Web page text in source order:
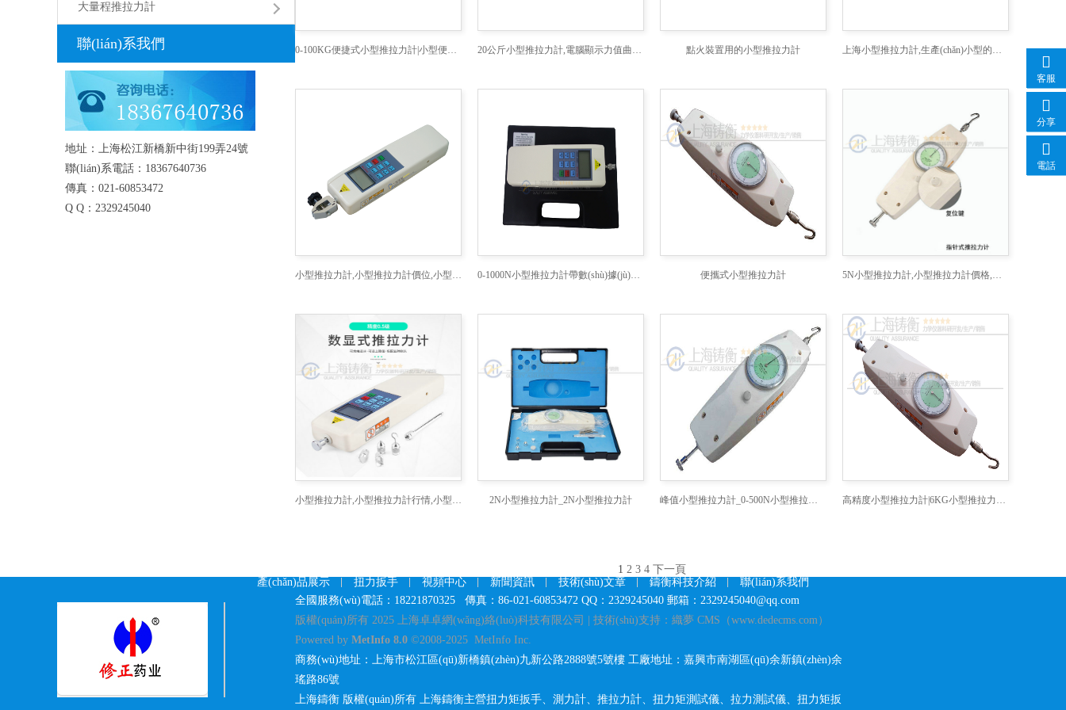
大量程推拉力計
聯(lián)系我們
地址：上海松江新橋新中街199弄24號
聯(lián)系電話：18367640736
傳真：021-60853472
Q Q：2329245040
0-100KG便捷式小型推拉力計|小型便捷式推拉力計 20公斤小型推拉力計,電腦顯示力值曲線小型推拉力計 點火裝置用的小型推拉力計 上海小型推拉力計,生產(chǎn)小型的數(shù)顯推拉力計廠家
小型推拉力計,小型推拉力計價位,小型推拉力計廠家 0-1000N小型推拉力計帶數(shù)據(jù)統(tǒng)計 便攜式小型推拉力計 5N小型推拉力計,小型推拉力計價格,小型推拉力計廠家
小型推拉力計,小型推拉力計行情,小型推拉力計價格 2N小型推拉力計_2N小型推拉力計 峰值小型推拉力計_0-500N小型推拉力計峰值保持 高精度小型推拉力計|6KG小型推拉力計高精度廠家
1 2 3 4 下一頁
產(chǎn)品展示
扭力扳手 視頻中心 新聞資訊 技術(shù)文章 鑄衡科技介紹
聯(lián)系我們
全國服務(wù)電話：18221870325 傳真：86-021-60853472 QQ：2329245040 郵箱：2329245040@qq.com
版權(quán)所有 2025 上海卓卓網(wǎng)絡(luò)科技有限公司 | 技術(shù)支持：織夢 CMS（www.dedecms.com）
Powered by MetInfo 8.0 ©2008-2025 MetInfo Inc.
商務(wù)地址：上海市松江區(qū)新橋鎮(zhèn)九新公路2888號5號樓 工廠地址：嘉興市南湖區(qū)余新鎮(zhèn)余
瑤路86號
上海鑄衡 版權(quán)所有 上海鑄衡主營扭力矩扳手、 測力計、 推拉力計、 扭力矩測試儀、 拉力測試儀、 扭力矩扳
客服
分享
電話